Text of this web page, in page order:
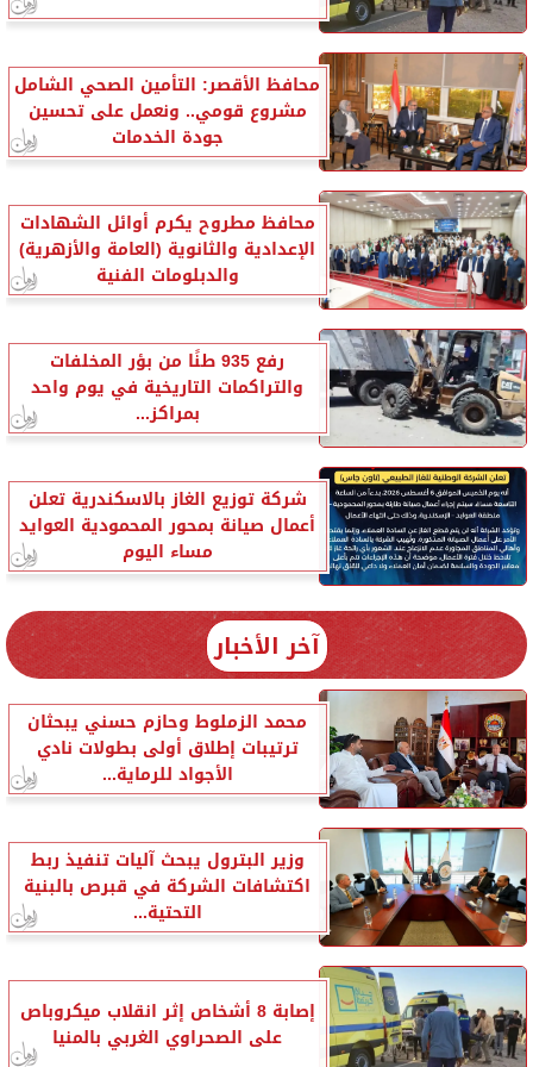
محافظ الأقصر: التأمين الصحي الشامل
مشروع قومي.. ونعمل على تحسين
جودة الخدمات
محافظ مطروح يكرم أوائل الشهادات
الإعدادية والثانوية (العامة والأزهرية)
والدبلومات الفنية
رفع 935 طنًا من بؤر المخلفات
والتراكمات التاريخية في يوم واحد
بمراكز...
شركة توزيع الغاز بالاسكندرية تعلن
أعمال صيانة بمحور المحمودية العوايد
مساء اليوم
آخر الأخبار
محمد الزملوط وحازم حسني يبحثان
ترتيبات إطلاق أولى بطولات نادي
الأجواد للرماية...
وزير البترول يبحث آليات تنفيذ ربط
اكتشافات الشركة في قبرص بالبنية
التحتية...
إصابة 8 أشخاص إثر انقلاب ميكروباص
على الصحراوي الغربي بالمنيا